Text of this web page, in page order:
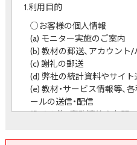
1.利用目的
○お客様の個人情報
(a) モニター実施のご案内
(b) 教材の郵送、アカウント
(c) 謝礼の郵送
(d) 弊社の統計資料やサイ
(e) 教材・サービス情報等、
ールの送信・配信
(f) その他、事務連絡やお問
○Cookie等により収集した